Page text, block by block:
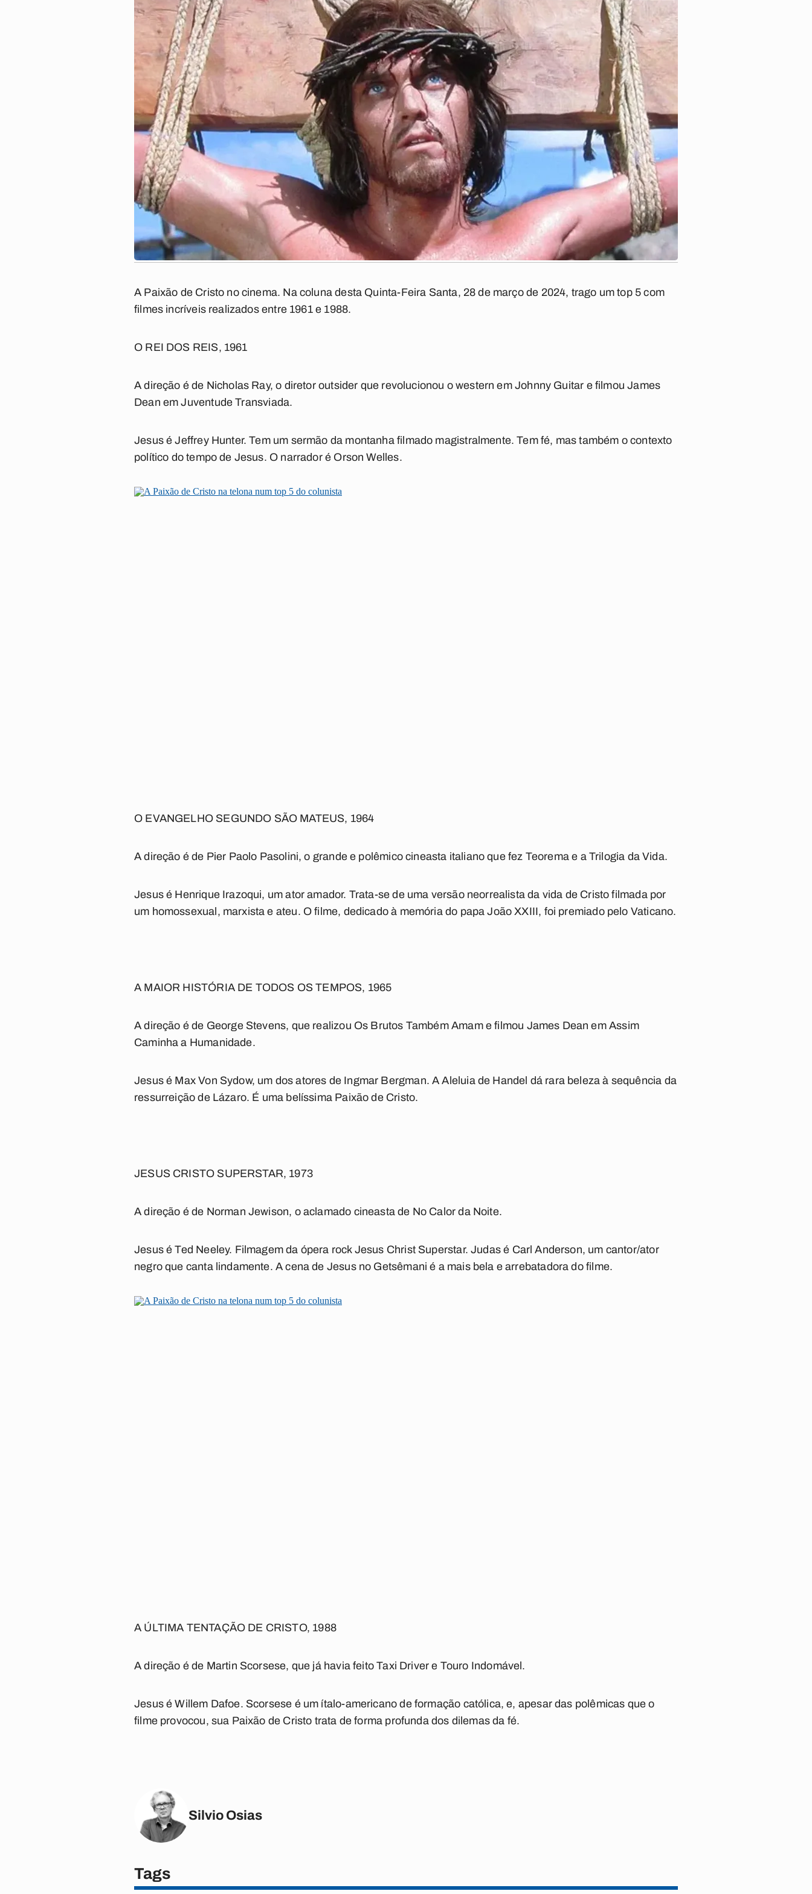
A Paixão de Cristo no cinema. Na coluna desta Quinta-Feira Santa, 28 de março de 2024, trago um top 5 com
filmes incríveis realizados entre 1961 e 1988.
O REI DOS REIS, 1961
A direção é de Nicholas Ray, o diretor outsider que revolucionou o western emJohnny Guitar e filmou James
Dean emJuventude Transviada.
Jesus é Jeffrey Hunter. Tem um sermão da montanha filmado magistralmente. Tem fé, mas também o contexto
político do tempo de Jesus. O narrador é Orson Welles.
O EVANGELHO SEGUNDO SÃO MATEUS, 1964
A direção é de Pier Paolo Pasolini, o grande e polêmico cineasta italiano que fez Teorema e a Trilogia da Vida.
Jesus é Henrique Irazoqui, um ator amador. Trata-se de uma versão neorrealista da vida de Cristo filmada por
um homossexual, marxista e ateu. O filme, dedicado à memória do papa João XXIII, foi premiado pelo Vaticano.
A MAIOR HISTÓRIA DE TODOS OS TEMPOS, 1965
A direção é de George Stevens, que realizou Os Brutos Também Amame filmou James Dean emAssim
Caminha a Humanidade.
Jesus é Max Von Sydow, um dos atores de Ingmar Bergman. A Aleluia de Handel dá rara beleza à sequência da
ressurreição de Lázaro. É uma belíssima Paixão de Cristo.
JESUS CRISTO SUPERSTAR, 1973
A direção é de Norman Jewison, o aclamado cineasta de No Calor da Noite.
Jesus é Ted Neeley. Filmagem da ópera rock Jesus Christ Superstar. Judas é Carl Anderson, um cantor/ator
negro que canta lindamente. A cena de Jesus no Getsêmani é a mais bela e arrebatadora do filme.
A ÚLTIMA TENTAÇÃO DE CRISTO, 1988
A direção é de Martin Scorsese, que já havia feitoTaxi Driver e Touro Indomável .
Jesus é Willem Dafoe. Scorsese é um ítalo-americano de formação católica, e, apesar das polêmicas que o
filme provocou, sua Paixão de Cristo trata de forma profunda dos dilemas da fé.
Silvio Osias
Tags